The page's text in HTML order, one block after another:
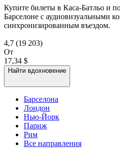
Купите билеты в Каса-Батльо и
Барселоне с аудиовизуальными
синхронизированным въездом.
4,7 (19 203)
От
17,34 $
Найти вдохновение
Барселона
Лондон
Нью-Йорк
Париж
Рим
Все направления